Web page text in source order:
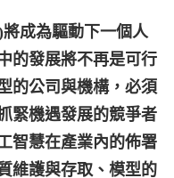
成為驅動下一個人
的發展將不再是可行
的公司與機構，必須
緊機遇發展的競爭者
智慧在產業內的佈署
維護與存取、模型的